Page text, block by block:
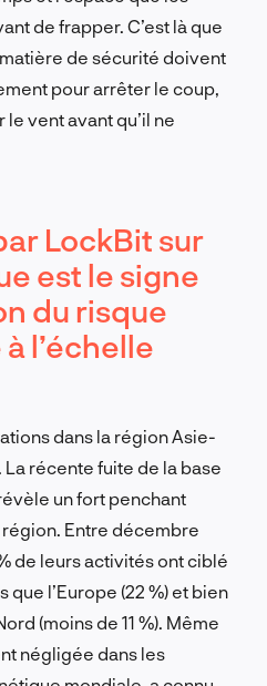
de frapper. C’est là que
de sécurité doivent
pour arrêter le coup,
vent avant qu’il ne
LockBit sur
est le signe
du risque
l’échelle
dans la région Asie-
récente fuite de la base
un fort penchant
Entre décembre
de leurs activités ont ciblé
que l’Europe (22 %) et bien
(moins de 11 %). Même
négligée dans les